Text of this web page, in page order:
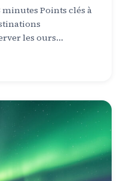
minutes Points clés à
les ours…